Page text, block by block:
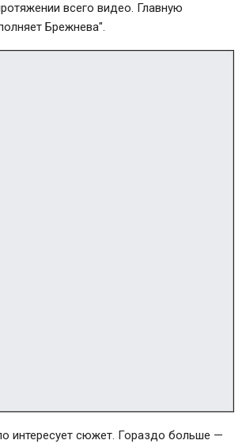
всего видео. Главную
Брежнева".
интересует сюжет. Гораздо больше —